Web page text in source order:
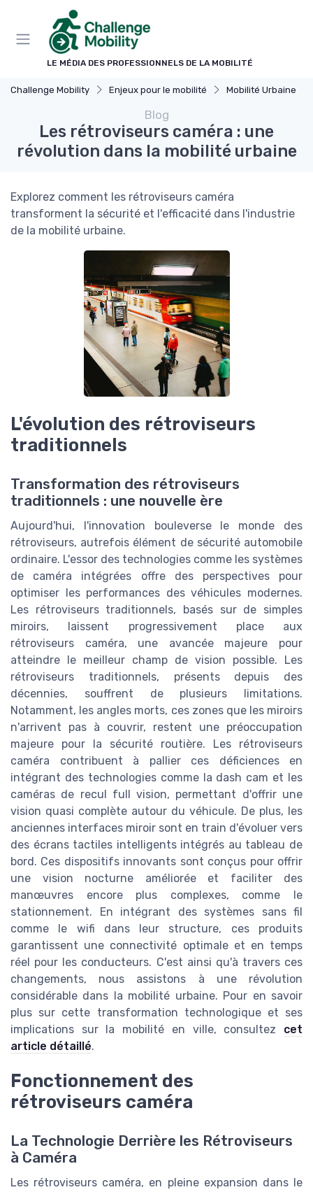
LE MÉDIA DES PROFESSIONNELS DE LA MOBILITÉ
Challenge Mobility Enjeux pour le mobilité Mobilité Urbaine
Blog
Les rétroviseurs caméra : une
révolution dans la mobilité urbaine
Explorez comment les rétroviseurs caméra
transforment la sécurité et l'efficacité dans l'industrie
de la mobilité urbaine.
L'évolution des rétroviseurs
traditionnels
Transformation des rétroviseurs
traditionnels : une nouvelle ère
Aujourd'hui, l'innovation bouleverse le monde des
rétroviseurs, autrefois élément de sécurité automobile
ordinaire. L'essor des technologies comme les systèmes
de caméra intégrées offre des perspectives pour
optimiser les performances des véhicules modernes.
Les rétroviseurs traditionnels, basés sur de simples
miroirs, laissent progressivement place aux
rétroviseurs caméra, une avancée majeure pour
atteindre le meilleur champ de vision possible. Les
rétroviseurs traditionnels, présents depuis des
décennies, souffrent de plusieurs limitations.
Notamment, les angles morts, ces zones que les miroirs
n'arrivent pas à couvrir, restent une préoccupation
majeure pour la sécurité routière. Les rétroviseurs
caméra contribuent à pallier ces déficiences en
intégrant des technologies comme la dash cam et les
caméras de recul full vision, permettant d'offrir une
vision quasi complète autour du véhicule. De plus, les
anciennes interfaces miroir sont en train d'évoluer vers
des écrans tactiles intelligents intégrés au tableau de
bord. Ces dispositifs innovants sont conçus pour offrir
une vision nocturne améliorée et faciliter des
manœuvres encore plus complexes, comme le
stationnement. En intégrant des systèmes sans fil
comme le wifi dans leur structure, ces produits
garantissent une connectivité optimale et en temps
réel pour les conducteurs. C'est ainsi qu'à travers ces
changements, nous assistons à une révolution
considérable dans la mobilité urbaine. Pour en savoir
plus sur cette transformation technologique et ses
implications sur la mobilité en ville, consultez cet
article détaillé.
Fonctionnement des
rétroviseurs caméra
La Technologie Derrière les Rétroviseurs
à Caméra
Les rétroviseurs caméra, en pleine expansion dans le
Panneau de gestion des cookies